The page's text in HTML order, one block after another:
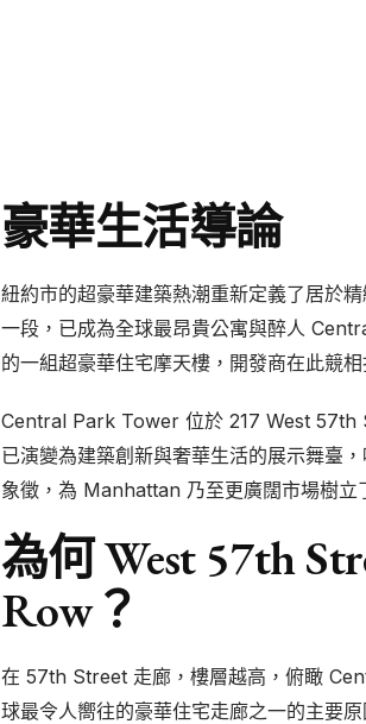
豪華生活導論
紐約市的超豪華建築熱潮重新定義了居於
一段，已成為全球最昂貴公寓與醉人
的一組超豪華住宅摩天樓，開發商在此競
Central Park Tower 位於 217 West 57th
已演變為建築創新與奢華生活的展示舞臺
象徵，為 Manhattan 乃至更廣闊市場樹立
為何 West 57th
Row？
在 57th Street 走廊，樓層越高，俯瞰
球最令人嚮往的豪華住宅走廊之一的主要